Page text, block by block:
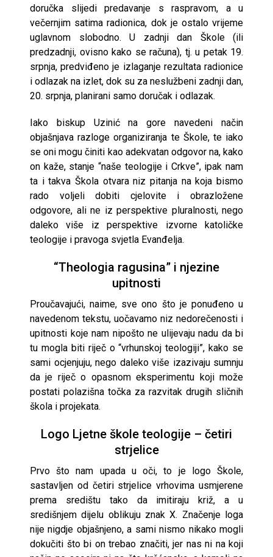
doručka slijedi predavanje s raspravom, a u
večernjim satima radionica, dok je ostalo vrijeme
uglavnom slobodno. U zadnji dan Škole (ili
predzadnji, ovisno kako se računa), tj. u petak 19.
srpnja, predviđeno je izlaganje rezultata radionice
i odlazak na izlet, dok su za neslužbeni zadnji dan,
20. srpnja, planirani samo doručak i odlazak.
Iako biskup Uzinić na gore navedeni način
objašnjava razloge organiziranja te Škole, te iako
se oni mogu činiti kao adekvatan odgovor na, kako
on kaže, stanje “naše teologije i Crkve”, ipak nam
ta i takva Škola otvara niz pitanja na koja bismo
rado voljeli dobiti cjelovite i obrazložene
odgovore, ali ne iz perspektive pluralnosti, nego
daleko više iz perspektive izvorne katoličke
teologije i pravoga svjetla Evanđelja.
“Theologia ragusina” i njezine
upitnosti
Proučavajući, naime, sve ono što je ponuđeno u
navedenom tekstu, uočavamo niz nedorečenosti i
upitnosti koje nam nipošto ne ulijevaju nadu da bi
tu mogla biti riječ o “vrhunskoj teologiji”, kako se
sami ocjenjuju, nego daleko više izazivaju sumnju
da je riječ o opasnom eksperimentu koji može
postati polazišna točka za razvitak drugih sličnih
škola i projekata.
Logo Ljetne škole teologije – četiri
strjelice
Prvo što nam upada u oči, to je logo Škole,
sastavljen od četiri strjelice vrhovima usmjerene
prema središtu tako da imitiraju križ, a u
središnjem dijelu oblikuju znak X. Značenje loga
nije nigdje objašnjeno, a sami nismo nikako mogli
dokučiti što bi on trebao značiti, jer nas ni na koji